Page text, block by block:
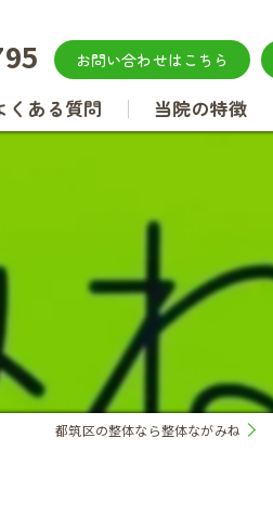
お問い合わせはこちら
くある質問 当院の特徴
坐骨神経痛
肩甲骨はがし
都筑区の整体なら整体ながみね